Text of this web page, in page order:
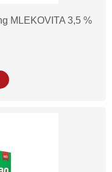
MLEKOVITA 3,5 %